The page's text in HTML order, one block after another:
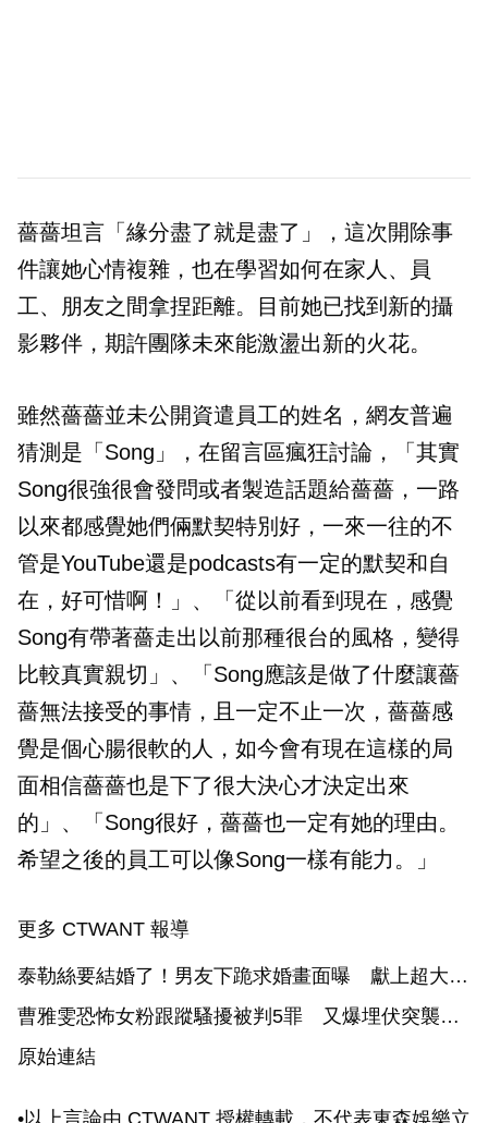
薔薔坦言「緣分盡了就是盡了」，這次開除事
件讓她心情複雜，也在學習如何在家人、員
工、朋友之間拿捏距離。目前她已找到新的攝
影夥伴，期許團隊未來能激盪出新的火花。
雖然薔薔並未公開資遣員工的姓名，網友普遍
猜測是「Song」，在留言區瘋狂討論，「其實
Song很強很會發問或者製造話題給薔薔，一路
以來都感覺她們倆默契特別好，一來一往的不
管是YouTube還是podcasts有一定的默契和自
在，好可惜啊！」、「從以前看到現在，感覺
Song有帶著薔走出以前那種很台的風格，變得
比較真實親切」、「Song應該是做了什麼讓薔
薔無法接受的事情，且一定不止一次，薔薔感
覺是個心腸很軟的人，如今會有現在這樣的局
面相信薔薔也是下了很大決心才決定出來
的」、「Song很好，薔薔也一定有她的理由。
希望之後的員工可以像Song一樣有能力。」
更多 CTWANT 報導
泰勒絲要結婚了！男友下跪求婚畫面曝 獻上超大鑽
戒
曹雅雯恐怖女粉跟蹤騷擾被判5罪 又爆埋伏突襲！
驚悚過程太嚇人
原始連結
•以上言論由 CTWANT 授權轉載，不代表東森娛樂立